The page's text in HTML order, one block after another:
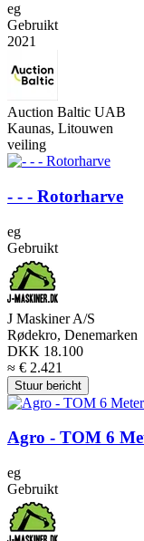
eg
Gebruikt
2021
Auction Baltic UAB
Kaunas, Litouwen
veiling
- - - Rotorharve
eg
Gebruikt
J Maskiner A/S
Rødekro, Denemarken
DKK 18.100
≈ € 2.421
Stuur bericht
Agro - TOM 6
eg
Gebruikt